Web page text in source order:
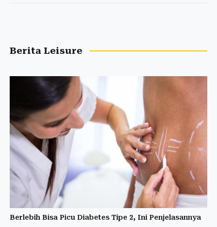
Berita Leisure
Berlebih Bisa Picu Diabetes Tipe 2, Ini Penjelasannya